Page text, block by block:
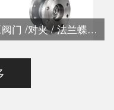
良工阀门 /对夹 / 法兰蝶阀 良工正品｜手动 / 电动 / 气动一站式供应